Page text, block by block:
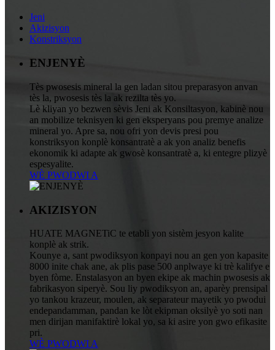
Jeni
Akizisyon
Konstriksyon
ENJENYÈ
Tès pwosesis mineral la gen ladan sitou preparasyon anvan
tès la, pwosesis tès la ak rezilta tès yo.
Lè kliyan yo bezwen sèvis Jeni ak Konsiltasyon, kabinè nou
an mobilize teknisyen ki gen eksperyans pou premye analize
mineral yo. Apre sa, nou ofri yon devis presi pou
konstriksyon konplè konsantratè a ak yon analiz benefis
ekonomik ki adapte ak gwosè konsantratè a, ki entegre plizyè
espesyalite.
WÈ PWODWI A
AKIZISYON
HUATE MAGNETiC te etabli yon sistèm jesyon kalite
konplè ak strik.
Kounye a, sant pwodiksyon konpayi nou an gen yon kapasite
8000 inite chak ane, ak plis pase 500 anplwaye ki trè kalifye e
byen fòme. Enstalasyon an byen ekipe ak machin pwosesis ak
fabrikasyon siperyè. Sou liy pwodiksyon an, aparèy prensipal
yo tankou krazeur, moulen, ak separateur mayetik yo pwodui
endepandamman, pandan ke lòt ekipman oksilyè yo soti nan
men dirijan manifaktirè lokal yo, sa ki asire yon gwo efikasite
pri.
WÈ PWODWI A